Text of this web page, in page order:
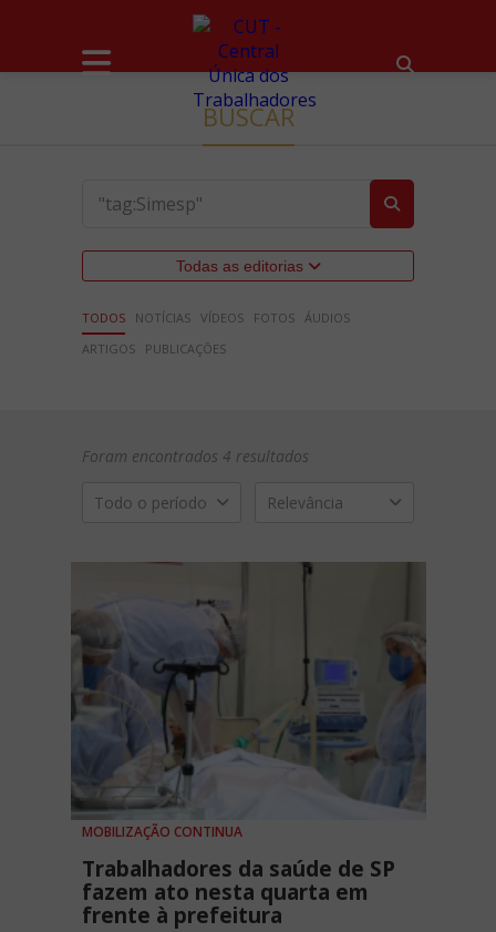
BUSCAR
Todas as editorias
TODOS NOTÍCIAS VÍDEOS FOTOS ÁUDIOS
ARTIGOS
PUBLICAÇÕES
Foram encontrados 4 resultados
Todo o período Relevância
MOBILIZAÇÃO CONTINUA
Trabalhadores da saúde de SP
fazem ato nesta quarta em
frente à prefeitura